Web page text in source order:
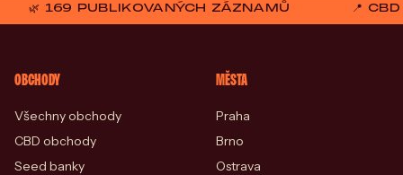
🌿 169 PUBLIKOVANÝCH ZÁZNAMŮ 📍
OBCHODY
Všechny obchody
CBD obchody
Seed banky
MĚSTA
Praha
Brno
Ostrava